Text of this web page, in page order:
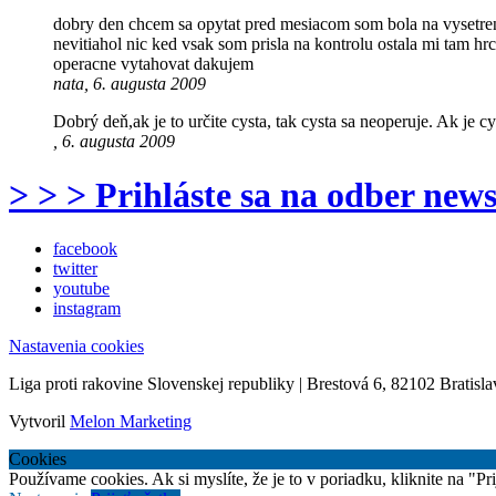
dobry den chcem sa opytat pred mesiacom som bola na
nevitiahol nic ked vsak som prisla na kontrolu ostala mi tam
operacne vytahovat dakujem
nata, 6. augusta 2009
Dobrý deň,ak je to určite cysta, tak cysta sa neoperuje. Ak je
, 6. augusta 2009
> > > Prihláste sa na odber
facebook
twitter
youtube
instagram
Nastavenia cookies
Liga proti rakovine Slovenskej republiky | Brestová 6, 82102
Vytvoril Melon Marketing
Cookies
Používame cookies. Ak si myslíte, že je to v poriadku, kliknite na